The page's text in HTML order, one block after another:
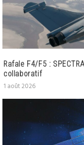
Rafale F4/F5 :
collaboratif
1 août 2026